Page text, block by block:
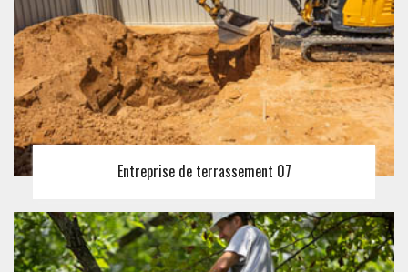
Entreprise de terrassement 07